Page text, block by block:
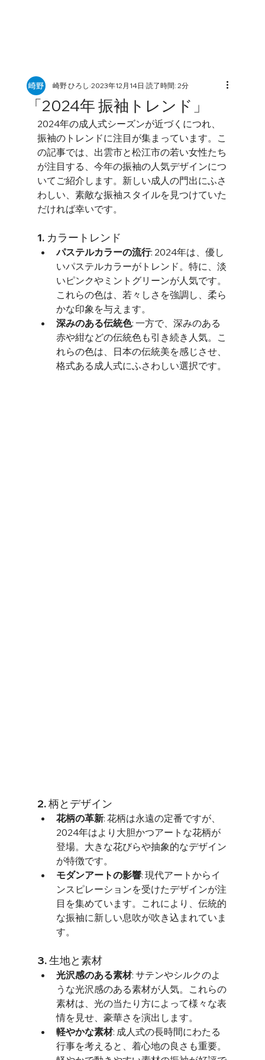
「2024年 振袖トレンド」
崎野 ひろし 2023年12月14日 読了時間: 2分
2024年の成人式シーズンが近づくにつれ、
振袖のトレンドに注目が集まっています。こ
の記事では、出雲市と松江市の若い女性たち
が注目する、今年の振袖の人気デザインにつ
いてご紹介します。新しい成人の門出にふさ
わしい、素敵な振袖スタイルを見つけていた
だければ幸いです。
1. カラートレンド
パステルカラーの流行: 2024年は、優し
いパステルカラーがトレンド。特に、淡
いピンクやミントグリーンが人気です。
これらの色は、若々しさを強調し、柔ら
かな印象を与えます。
深みのある伝統色: 一方で、深みのある
赤や紺などの伝統色も引き続き人気。こ
れらの色は、日本の伝統美を感じさせ、
格式ある成人式にふさわしい選択です。
2. 柄とデザイン
花柄の革新: 花柄は永遠の定番ですが、
2024年はより大胆かつアートな花柄が
登場。大きな花びらや抽象的なデザイン
が特徴です。
モダンアートの影響: 現代アートからイ
ンスピレーションを受けたデザインが注
目を集めています。これにより、伝統的
な振袖に新しい息吹が吹き込まれていま
す。
3. 生地と素材
光沢感のある素材: サテンやシルクのよ
うな光沢感のある素材が人気。これらの
素材は、光の当たり方によって様々な表
情を見せ、豪華さを演出します。
軽やかな素材: 成人式の長時間にわたる
行事を考えると、着心地の良さも重要。